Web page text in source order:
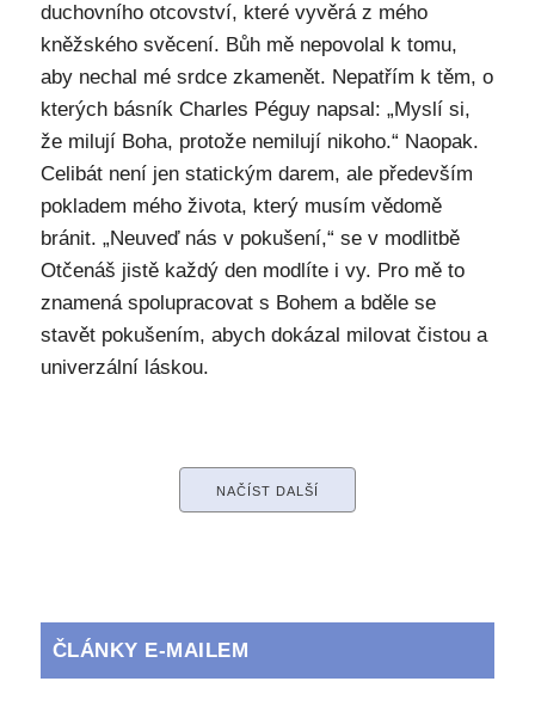
duchovního otcovství, které vyvěrá z mého
kněžského svěcení. Bůh mě nepovolal k tomu,
aby nechal mé srdce zkamenět. Nepatřím k těm, o
kterých básník Charles Péguy napsal: „Myslí si,
že milují Boha, protože nemilují nikoho.“ Naopak.
Celibát není jen statickým darem, ale především
pokladem mého života, který musím vědomě
bránit. „Neuveď nás v pokušení,“ se v modlitbě
Otčenáš jistě každý den modlíte i vy. Pro mě to
znamená spolupracovat s Bohem a bděle se
stavět pokušením, abych dokázal milovat čistou a
univerzální láskou.
NAČÍST DALŠÍ
ČLÁNKY E-MAILEM